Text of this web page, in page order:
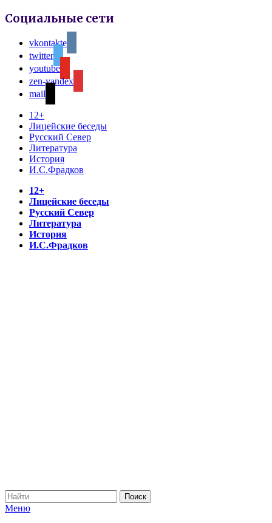
Социальные сети
vkontakte
twitter
youtube
zen-yandex
mail
12+
Лицейские беседы
Русский Север
Литература
История
И.С.Фрадков
12+
Лицейские беседы
Русский Север
Литература
История
И.С.Фрадков
Меню